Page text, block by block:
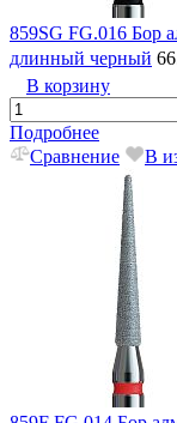
859SG FG.016 Бор
длинный черный
В корзину
Подробнее
Сравнение
В